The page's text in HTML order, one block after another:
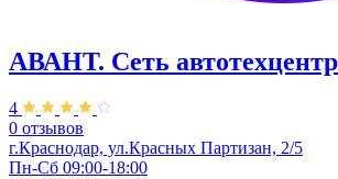
АВАНТ. ​Сеть
4
0 отзывов
г.Краснодар, ул.Красных Партизан, 2/5
Пн-Сб 09:00-18:00